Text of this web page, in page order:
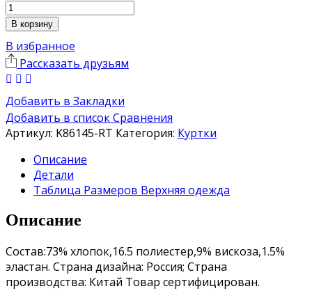
В корзину
В избранное
Рассказать друзьям
Добавить в Закладки
Добавить в список Сравнения
Артикул: K86145-RT Категория: Куртки
Описание
Детали
Таблица Размеров Верхняя одежда
Описание
Состав:73% хлопок,16.5 полиестер,9% вискоза,1.5%
эластан. Страна дизайна: Россия; Страна
производства: Китай Товар сертифицирован.